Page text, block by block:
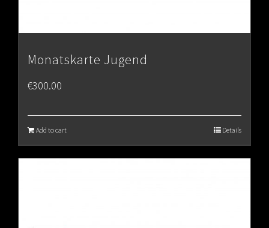
Monatskarte Jugend
€300.00
Add to cart Details